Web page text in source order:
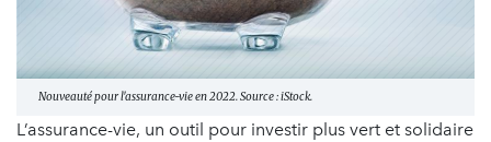
Nouveauté pour l'assurance-vie en 2022. Source : iStock.
L’assurance-vie, un outil pour investir plus vert et solidaire